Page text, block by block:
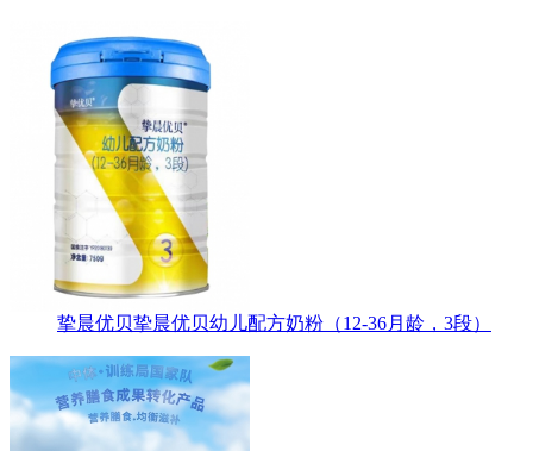
挚晨优贝挚晨优贝幼儿配方奶粉（12-36月龄，3段）